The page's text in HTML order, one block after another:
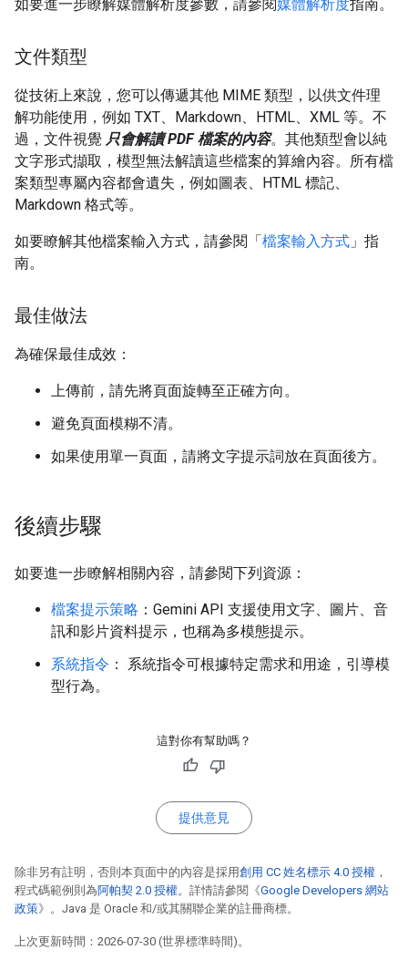
如要進一步瞭解媒體解析度參數，請參閱媒體解析度指南。
文件類型
從技術上來說，您可以傳遞其他 MIME 類型，以供文件理
解功能使用，例如 TXT、Markdown、HTML、XML 等。不
過，文件視覺 只會解讀 PDF 檔案的內容。其他類型會以純
文字形式擷取，模型無法解讀這些檔案的算繪內容。所有檔
案類型專屬內容都會遺失，例如圖表、HTML 標記、
Markdown 格式等。
如要瞭解其他檔案輸入方式，請參閱「檔案輸入方式 」指
南。
最佳做法
為確保最佳成效：
上傳前，請先將頁面旋轉至正確方向。
避免頁面模糊不清。
如果使用單一頁面，請將文字提示詞放在頁面後方。
後續步驟
如要進一步瞭解相關內容，請參閱下列資源：
檔案提示策略 ：Gemini API 支援使用文字、圖片、音
訊和影片資料提示，也稱為多模態提示。
系統指令 ： 系統指令可根據特定需求和用途，引導模
型行為。
這對你有幫助嗎？
提供意見
除非另有註明，否則本頁面中的內容是採用創用 CC 姓名標示 4.0 授權 ，
程式碼範例則為阿帕契 2.0 授權。詳情請參閱《Google Developers 網站
政策》。Java 是 Oracle 和/或其關聯企業的註冊商標。
上次更新時間：2026-07-30 (世界標準時間)。